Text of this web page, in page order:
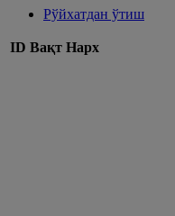
Рўйхатдан ўтиш
ID Вақт Нарх